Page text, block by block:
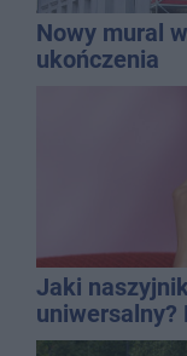
Nowy mural
ukończenia
Jaki
uniwersalny?
wielu